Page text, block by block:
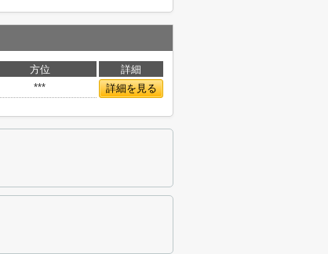
方位
詳細
*** 詳細を見る